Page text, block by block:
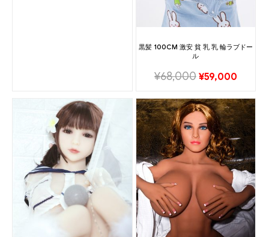
黒髪 100CM 激安 貧 乳 乳 輪ラブドー
ル
¥68,000 ¥59,000